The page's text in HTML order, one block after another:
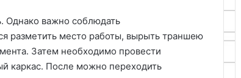
Однако важно соблюдать
разметить место работы, вырыть траншею
Затем необходимо провести
каркас. После можно переходить